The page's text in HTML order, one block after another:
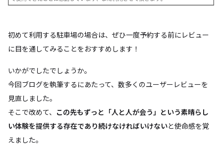
初めて利用する駐車場の場合は、ぜひ一度予約する前にレビュー
に目を通してみることをおすすめします！
いかがでしたでしょうか。
今回ブログを執筆するにあたって、数多くのユーザーレビューを
見直しました。
そこで改めて、 この先もずっと「人と人が会う」という素晴らし
い体験を提供する存在であり続けなければいけないと使命感を覚
えました。